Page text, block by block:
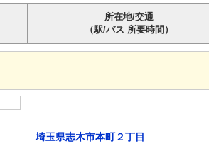
所在地/交通
（駅/バス 所要時間）
埼玉県志木市本町２丁目